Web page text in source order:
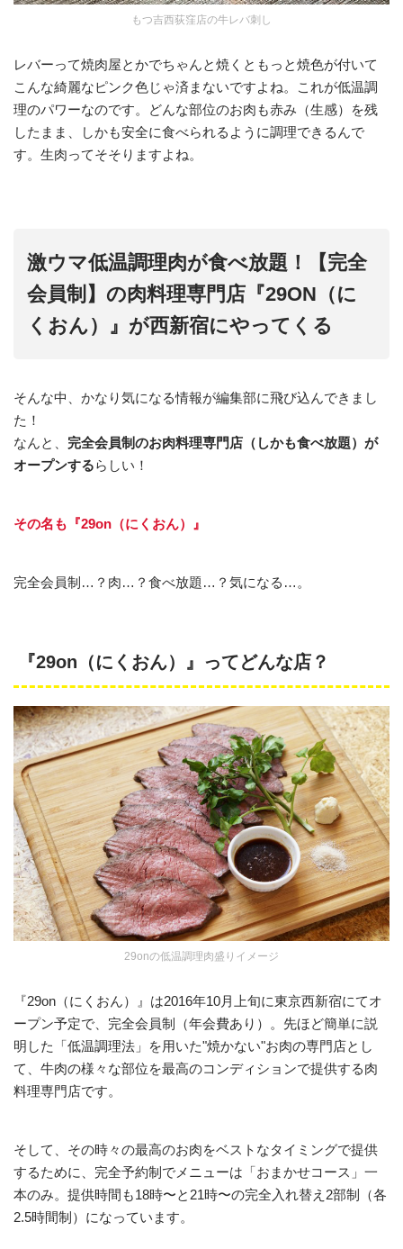
もつ吉西荻窪店の牛レバ刺し
レバーって焼肉屋とかでちゃんと焼くともっと焼色が付いて
こんな綺麗なピンク色じゃ済まないですよね。これが低温調
理のパワーなのです。どんな部位のお肉も赤み（生感）を残
したまま、しかも安全に食べられるように調理できるんで
す。生肉ってそそりますよね。
激ウマ低温調理肉が食べ放題！【完全
会員制】の肉料理専門店『29ON（に
くおん）』が西新宿にやってくる
そんな中、かなり気になる情報が編集部に飛び込んできまし
た！
なんと、 完全会員制のお肉料理専門店（しかも食べ放題）が
オープンするらしい！
その名も『29on（にくおん）』
完全会員制…？肉…？食べ放題…？気になる…。
『29on（にくおん）』ってどんな店？
29onの低温調理肉盛りイメージ
『29on（にくおん）』は2016年10月上旬に東京西新宿にてオ
ープン予定で、完全会員制（年会費あり）。先ほど簡単に説
明した「低温調理法」を用いた"焼かない"お肉の専門店とし
て、牛肉の様々な部位を最高のコンディションで提供する肉
料理専門店です。
そして、その時々の最高のお肉をベストなタイミングで提供
するために、完全予約制でメニューは「おまかせコース」一
本のみ。提供時間も18時〜と21時〜の完全入れ替え2部制（各
2.5時間制）になっています。